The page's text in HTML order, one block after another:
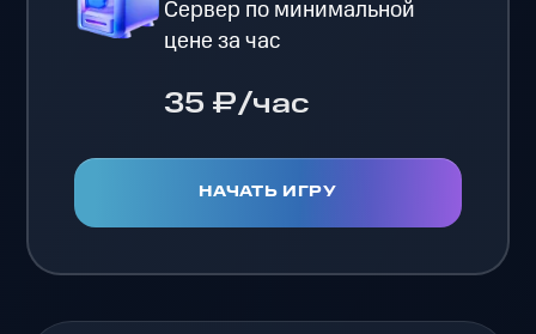
Сервер по минимальной
цене за час
35 ₽/час
НАЧАТЬ ИГРУ